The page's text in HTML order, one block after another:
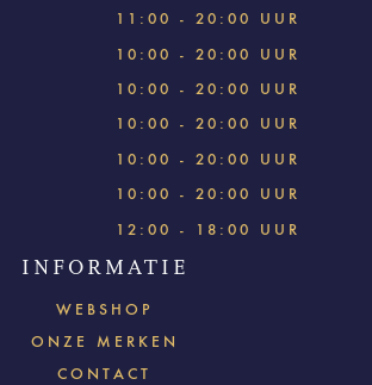
11:00 - 20:00 UUR
10:00 - 20:00 UUR
10:00 - 20:00 UUR
10:00 - 20:00 UUR
10:00 - 20:00 UUR
10:00 - 20:00 UUR
12:00 - 18:00 UUR
INFORMATIE
WEBSHOP
ONZE MERKEN
CONTACT